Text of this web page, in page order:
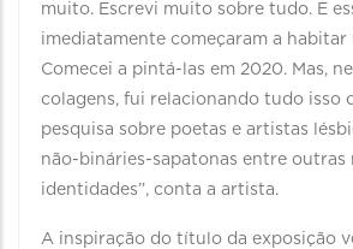
muito. Escrevi muito sobre tudo. E
imediatamente começaram a habitar
Comecei a pintá-las em 2020. Mas,
colagens, fui relacionando tudo isso
pesquisa sobre poetas e artistas
não-bináries-sapatonas entre outras
identidades”, conta a artista.
A inspiração do título da exposição